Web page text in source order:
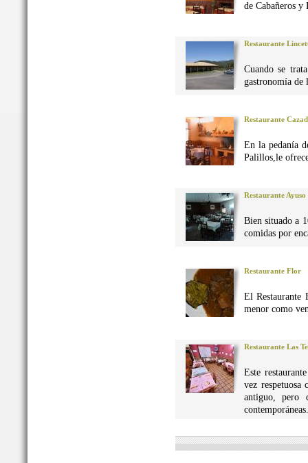
de Cabañeros y
Restaurante
Cuando se
gastronomía de
Restaurante
En la pedanía
Palillos,le
Restaurante Ayuso
Bien situado a
comidas por
Restaurante Flor
El Restaurante
menor como
Restaurante Las
Este
vez
antiguo, pero
contemporáneas.